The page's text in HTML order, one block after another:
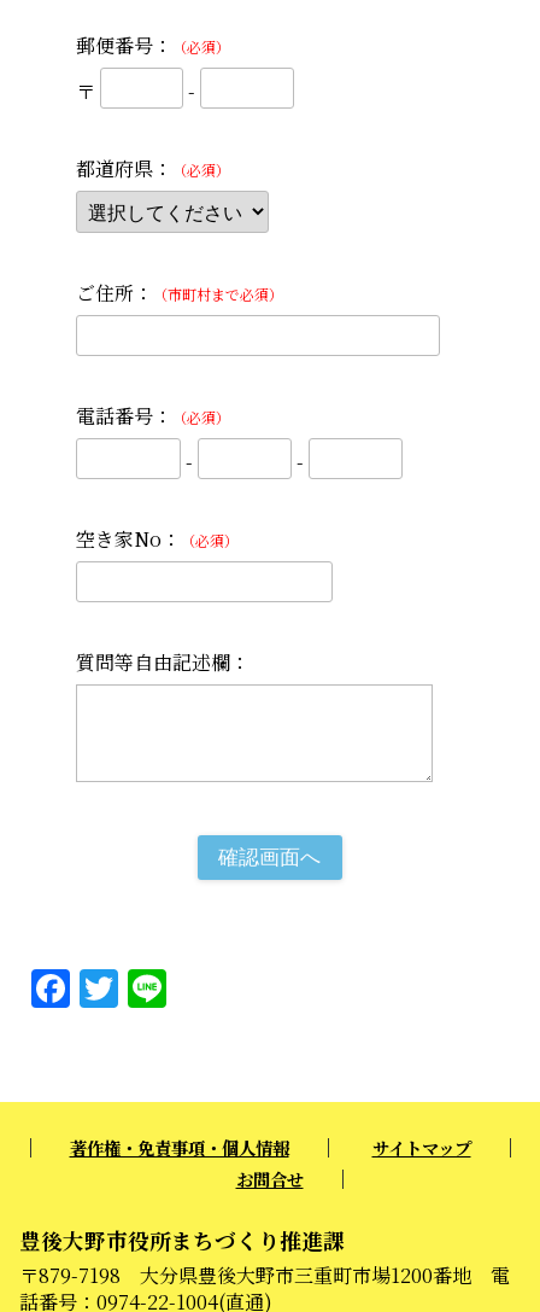
郵便番号： （必須）
〒 -
都道府県： （必須）
ご住所： （市町村まで必須）
電話番号： （必須）
- -
空き家No： （必須）
質問等自由記述欄：
F
e
b
o
k
T
te
r
著作権・免責事項・個人情報
サイトマップ
お問合せ
豊後大野市役所まちづくり推進課
〒879-7198 大分県豊後大野市三重町市場1200番地 電
話番号：0974-22-1004(直通)